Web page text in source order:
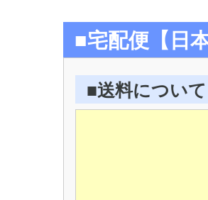
■宅配便【日
■送料について